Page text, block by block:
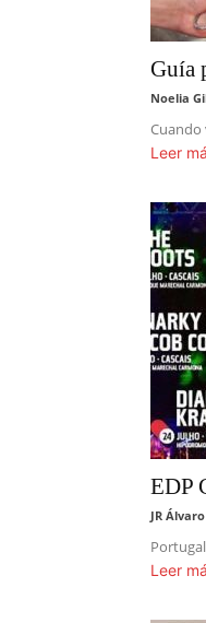
Guía
Noelia
Cuando
Leer
EDP
JR
Leer